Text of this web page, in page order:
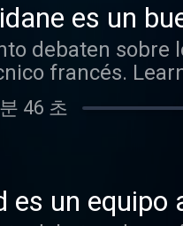
es un
debaten
francés.
adchoices
46 초
es un equipo